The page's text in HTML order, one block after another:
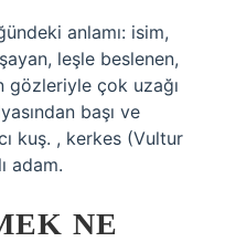
anlamı: isim,
leşle beslenen,
çok uzağı
başı ve
kuş. , kerkes (Vultur
adam.
NE